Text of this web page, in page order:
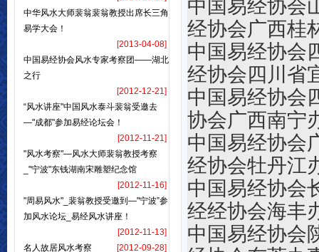
中华风水大师裴翁裴翁教授出席长三角
易学大会！
[2013-04-08]
中国易经协会风水专家考察团——湖北
之行
[2012-12-21]
“风水讲座"中国风水泰斗裴翁受邀去
—"成都"参加易经论坛会！
[2012-11-21]
"风水考察"—风水大师裴翁教授考察
_"宁波"东钱湖南宋雕塑纪念馆
[2012-11-16]
"周易风水"_裴翁教授受邀到—"宁波”参
加风水论坛_易经风水讲座！
[2012-11-13]
名人故居风水考察
[2012-09-28]
中国易
经协会广西桂
中国易经协会
经协会四川省
中国易经协会
协会广西南宁
中国易
经协会牡丹江
中国易
经经协会海丰
中国易经协会